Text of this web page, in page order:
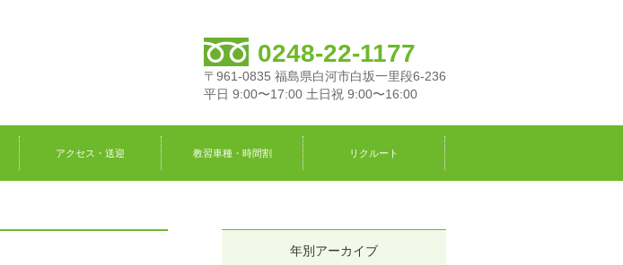
0248-22-1177
〒961-0835 福島県白河市白坂一里段6-236
平日 9:00〜17:00 土日祝 9:00〜16:00
アクセス・送迎 教習車種・時間割 リクルート
年別アーカイブ